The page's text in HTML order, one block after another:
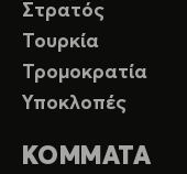
Στρατός
Τουρκία
Τρομοκρατία
Υποκλοπές
ΚΟΜΜΑΤΑ